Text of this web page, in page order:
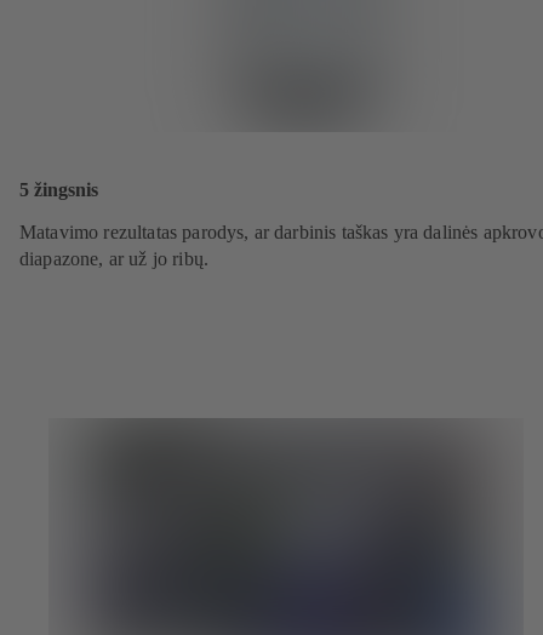
5 žingsnis
Matavimo rezultatas parodys, ar darbinis taškas yra dalinės
diapazone, ar už jo ribų.